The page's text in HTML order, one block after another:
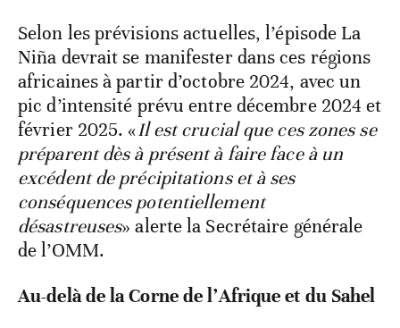
Selon les prévisions actuelles, l’épisode La
Niña devrait se manifester dans ces régions
africaines à partir d’octobre 2024, avec un
pic d’intensité prévu entre décembre 2024 et
février 2025. «Il est crucial que ces zones se
préparent dès à présent à faire face à un
excédent de précipitations et à ses
conséquences potentiellement
désastreuses» alerte la Secrétaire générale
de l’OMM.
Au-delà de la Corne de l’Afrique et du Sahel